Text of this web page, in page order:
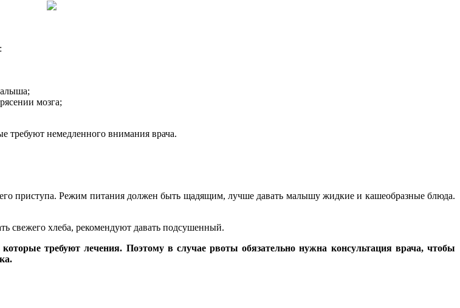
мозга;
требуют немедленного внимания врача.
приступа. Режим питания должен быть щадящим, лучше давать малышу жидкие и кашеобразные блюда.
свежего хлеба, рекомендуют давать подсушенный.
требуют лечения. Поэтому в случае рвоты обязательно нужна консультация врача, чтобы